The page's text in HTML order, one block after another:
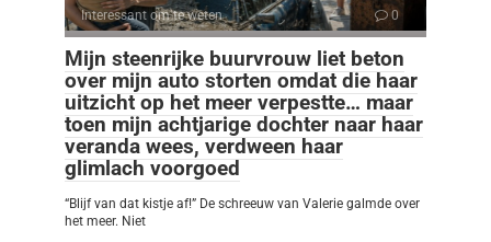
Interessant om te weten 0
Mijn steenrijke buurvrouw liet beton
over mijn auto storten omdat die haar
uitzicht op het meer verpestte… maar
toen mijn achtjarige dochter naar haar
veranda wees, verdween haar
glimlach voorgoed
“Blijf van dat kistje af!” De schreeuw van Valerie galmde over
het meer. Niet